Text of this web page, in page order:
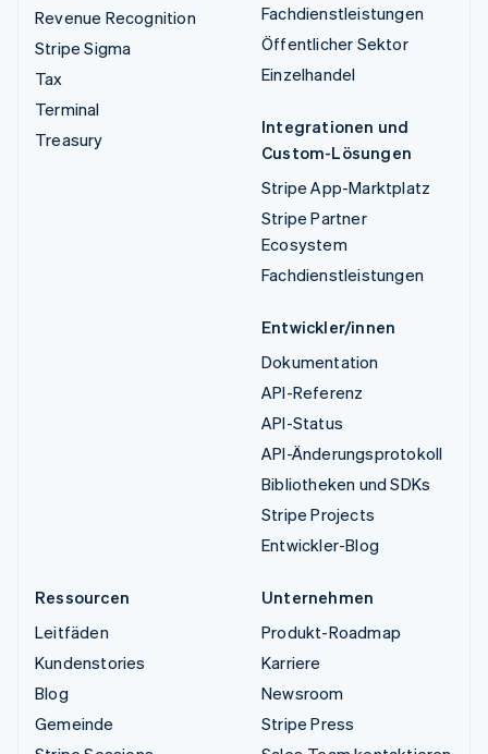
Revenue Recognition
Stripe Sigma
Tax
Terminal
Treasury
Fachdienstleistungen
Öffentlicher Sektor
Einzelhandel
Integrationen und
Custom-Lösungen
Stripe App-Marktplatz
Stripe Partner
Ecosystem
Fachdienstleistungen
Entwickler/innen
Dokumentation
API-Referenz
API-Status
API-Änderungsprotokoll
Bibliotheken und SDKs
Stripe Projects
Entwickler-Blog
Ressourcen
Leitfäden
Kundenstories
Blog
Gemeinde
Unternehmen
Produkt-Roadmap
Karriere
Newsroom
Stripe Press